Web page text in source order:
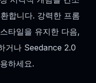
합니다. 강력한 프롬
타일을 유지한 다음,
거나 Seedance 2.0
하세요.